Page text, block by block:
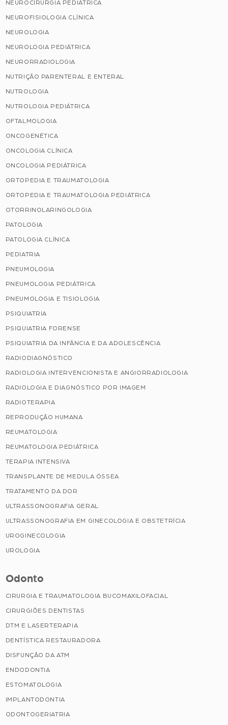
NEUROCIRURGIA PEDIÁTRICA
NEUROFISIOLOGIA CLÍNICA
NEUROLOGIA
NEUROLOGIA PEDIÁTRICA
NEURORRADIOLOGIA
NUTRIÇÃO PARENTERAL E ENTERAL
NUTROLOGIA
NUTROLOGIA PEDIÁTRICA
OFTALMOLOGIA
ONCOGENÉTICA
ONCOLOGIA CLÍNICA
ONCOLOGIA PEDIÁTRICA
ORTOPEDIA E TRAUMATOLOGIA
ORTOPEDIA E TRAUMATOLOGIA PEDIÁTRICA
OTORRINOLARINGOLOGIA
PATOLOGIA
PATOLOGIA CLÍNICA
PEDIATRIA
PNEUMOLOGIA
PNEUMOLOGIA PEDIÁTRICA
PNEUMOLOGIA E TISIOLOGIA
PSIQUIATRIA
PSIQUIATRIA FORENSE
PSIQUIATRIA DA INFÂNCIA E DA ADOLESCÊNCIA
RADIODIAGNÓSTICO
RADIOLOGIA INTERVENCIONISTA E ANGIORRADIOLOGIA
RADIOLOGIA E DIAGNÓSTICO POR IMAGEM
RADIOTERAPIA
REPRODUÇÃO HUMANA
REUMATOLOGIA
REUMATOLOGIA PEDIÁTRICA
TERAPIA INTENSIVA
TRANSPLANTE DE MEDULA ÓSSEA
TRATAMENTO DA DOR
ULTRASSONOGRAFIA GERAL
ULTRASSONOGRAFIA EM GINECOLOGIA E OBSTETRÍCIA
UROGINECOLOGIA
UROLOGIA
Odonto
CIRURGIA E TRAUMATOLOGIA BUCOMAXILOFACIAL
CIRURGIÕES DENTISTAS
DTM E LASERTERAPIA
DENTÍSTICA RESTAURADORA
DISFUNÇÃO DA ATM
ENDODONTIA
ESTOMATOLOGIA
IMPLANTODONTIA
ODONTOGERIATRIA